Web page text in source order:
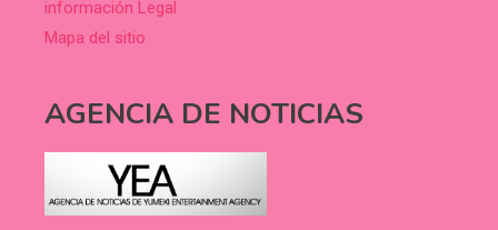
información Legal
Mapa del sitio
AGENCIA DE NOTICIAS